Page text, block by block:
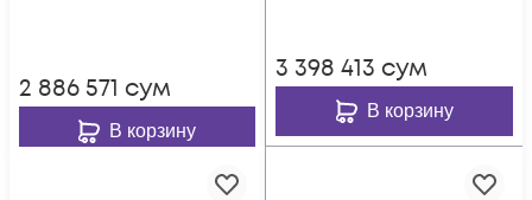
2 886 571 сум
В корзину
3 398 413 сум
В корзину